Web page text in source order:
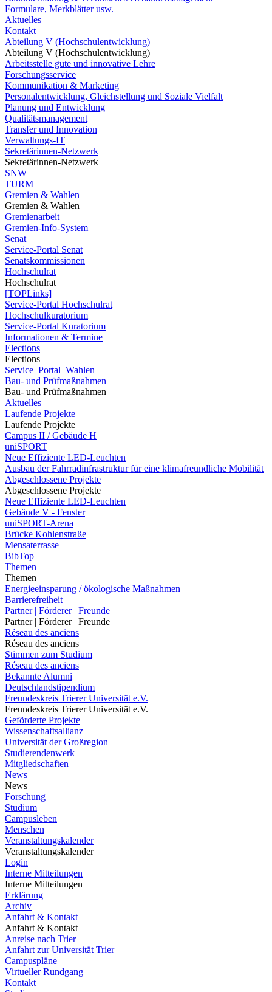
Formulare, Merkblätter usw.
Aktuelles
Kontakt
Abteilung V (Hochschulentwicklung)
Abteilung V (Hochschulentwicklung)
Arbeitsstelle gute und innovative Lehre
Forschungsservice
Kommunikation & Marketing
Personalentwicklung, Gleichstellung und Soziale Vielfalt
Planung und Entwicklung
Qualitätsmanagement
Transfer und Innovation
Verwaltungs-IT
Sekretärinnen-Netzwerk
Sekretärinnen-Netzwerk
SNW
TURM
Gremien & Wahlen
Gremien & Wahlen
Gremienarbeit
Gremien-Info-System
Senat
Service-Portal Senat
Senatskommissionen
Hochschulrat
Hochschulrat
[TOPLinks]
Service-Portal Hochschulrat
Hochschulkuratorium
Service-Portal Kuratorium
Informationen & Termine
Elections
Elections
Service_Portal_Wahlen
Bau- und Prüfmaßnahmen
Bau- und Prüfmaßnahmen
Aktuelles
Laufende Projekte
Laufende Projekte
Campus II / Gebäude H
uniSPORT
Neue Effiziente LED-Leuchten
Ausbau der Fahrradinfrastruktur für eine klimafreundliche Mobilität
Abgeschlossene Projekte
Abgeschlossene Projekte
Neue Effiziente LED-Leuchten
Gebäude V - Fenster
uniSPORT-Arena
Brücke Kohlenstraße
Mensaterrasse
BibTop
Themen
Themen
Energieeinsparung / ökologische Maßnahmen
Barrierefreiheit
Partner | Förderer | Freunde
Partner | Förderer | Freunde
Réseau des anciens
Réseau des anciens
Stimmen zum Studium
Réseau des anciens
Bekannte Alumni
Deutschlandstipendium
Freundeskreis Trierer Universität e.V.
Freundeskreis Trierer Universität e.V.
Geförderte Projekte
Wissenschaftsallianz
Universität der Großregion
Studierendenwerk
Mitgliedschaften
News
News
Forschung
Studium
Campusleben
Menschen
Veranstaltungskalender
Veranstaltungskalender
Login
Interne Mitteilungen
Interne Mitteilungen
Erklärung
Archiv
Anfahrt & Kontakt
Anfahrt & Kontakt
Anreise nach Trier
Anfahrt zur Universität Trier
Campuspläne
Virtueller Rundgang
Kontakt